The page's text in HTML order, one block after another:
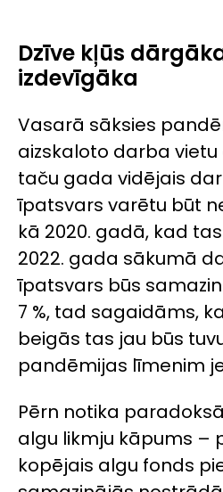
Dzīve kļūs
izdevīgāka
Vasarā sāksies
aizskaloto darba
taču gada vidējais
īpatsvars varētu būt
kā 2020. gadā, kad tas
2022. gada sākumā
īpatsvars būs
7 %, tad sagaidāms,
beigās tas jau būs
pandēmijas līmenim
Pērn notika
algu likmju kāpums –
kopējais algu fonds